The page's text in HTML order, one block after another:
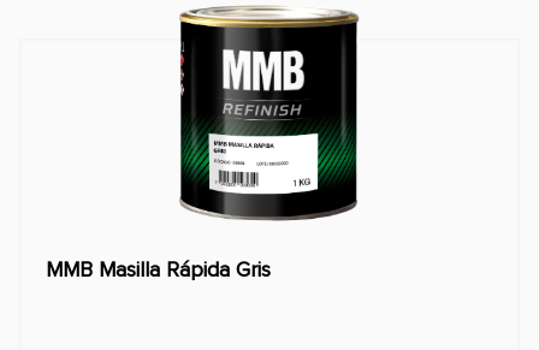
MMB Masilla Rápida Gris